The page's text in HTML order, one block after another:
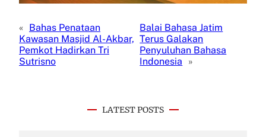
« Bahas Penataan
Kawasan Masjid Al-Akbar,
Pemkot Hadirkan Tri
Sutrisno
Balai Bahasa Jatim
Terus Galakan
Penyuluhan Bahasa
Indonesia
»
LATEST POSTS